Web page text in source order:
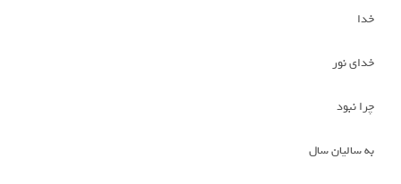
خدا
خدای نور
چرا نبود
به سالیان سال